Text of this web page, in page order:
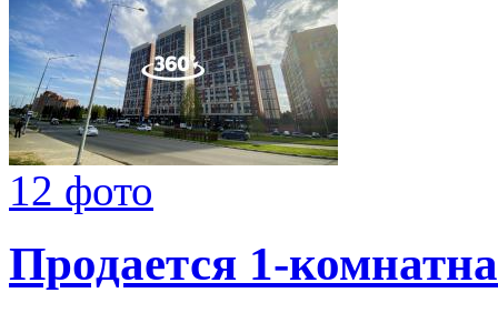
12 фото
Продается 1-